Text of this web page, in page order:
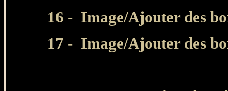
16 - Image/Ajouter des
17 - Image/Ajouter des